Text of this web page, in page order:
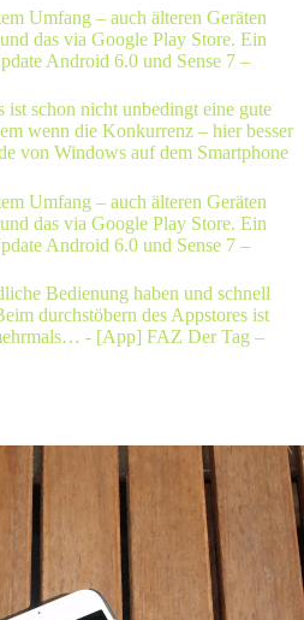
Umfang – auch älteren Geräten
das via Google Play Store. Ein
Android 6.0 und Sense 7 –
schon nicht unbedingt eine gute
wenn die Konkurrenz – hier besser
von Windows auf dem Smartphone
Umfang – auch älteren Geräten
das via Google Play Store. Ein
Android 6.0 und Sense 7 –
Bedienung haben und schnell
durchstöbern des Appstores ist
- [App] FAZ Der Tag –